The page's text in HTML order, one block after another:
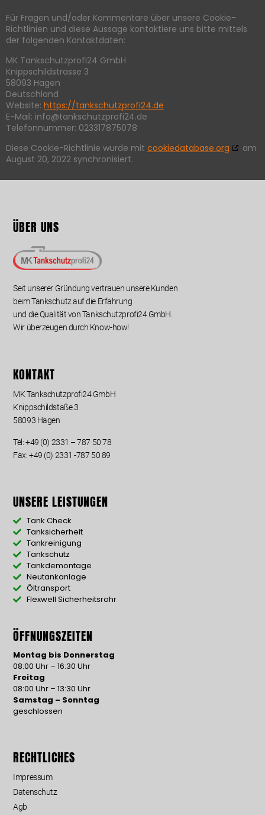
Für Fragen und/oder Kommentare über unsere Cookie-
Richtlinien und diese Aussage kontaktiere uns bitte mittels
der folgenden Kontaktdaten:
MK Tankschutzprofi24 GmbH
Knippschildstrasse 3
58093 Hagen
Deutschland
Website: https://tankschutzprofi24.de
E-Mail: ed.42iforpztuhcsknat@ofni
Telefonnummer: 023317875078
Diese Cookie-Richtlinie wurde mit cookiedatabase.org
am
August 20, 2022 synchronisiert.
ÜBER UNS
Seit unserer Gründung vertrauen unsere Kunden
beim Tankschutz auf die Erfahrung
und die Qualität von Tankschutzprofi24 GmbH.
Wir überzeugen durch Know-how!
KONTAKT
MK Tankschutzprofi24 GmbH
Knippschildstaße.3
58093 Hagen
Tel:+49 (0) 2331 – 787 50 78
Fax: +49 (0) 2331 -787 50 89
UNSERE LEISTUNGEN
Tank Check
Tanksicherheit
Tankreinigung
Tankschutz
Tankdemontage
Neutankanlage
Öltransport
Flexwell Sicherheitsrohr
ÖFFNUNGSZEITEN
Montag bis Donnerstag
08:00 Uhr – 16:30 Uhr
Freitag
08:00 Uhr – 13:30 Uhr
Samstag – Sonntag
geschlossen
RECHTLICHES
Impressum
Datenschutz
Agb